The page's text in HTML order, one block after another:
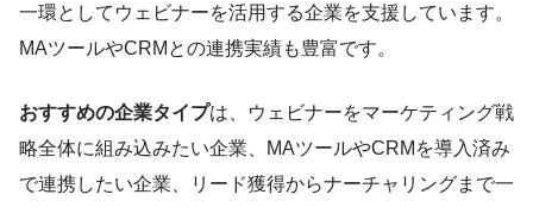
一環としてウェビナーを活用する企業を支援しています。
MAツールやCRMとの連携実績も豊富です。
おすすめの企業タイプは、ウェビナーをマーケティング戦
略全体に組み込みたい企業、MAツールやCRMを導入済み
で連携したい企業、リード獲得からナーチャリングまで一